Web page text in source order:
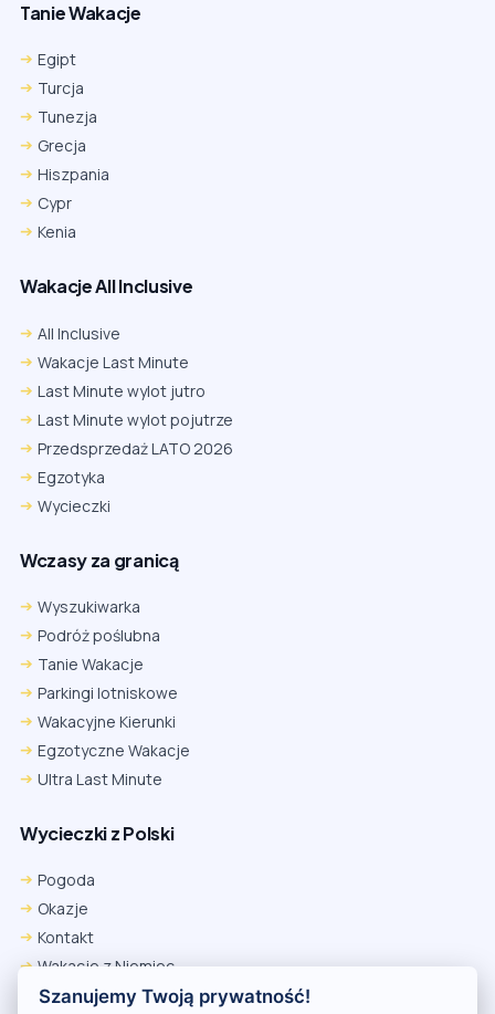
Tanie Wakacje
Egipt
Turcja
Tunezja
Grecja
Hiszpania
Cypr
Kenia
Wakacje All Inclusive
All Inclusive
Wakacje Last Minute
Last Minute wylot jutro
Last Minute wylot pojutrze
Przedsprzedaż LATO 2026
Egzotyka
Wycieczki
Wczasy za granicą
Wyszukiwarka
Podróż poślubna
Tanie Wakacje
Parkingi lotniskowe
Wakacyjne Kierunki
Egzotyczne Wakacje
Ultra Last Minute
Wycieczki z Polski
Pogoda
Okazje
Kontakt
Wakacje z Niemiec
Polityka Prywatności
Szanujemy Twoją prywatność!